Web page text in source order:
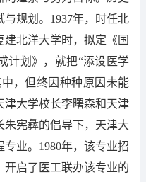
与规划。1937年，时任北
北洋大学时，拟定《国
计划》，就把“添设医学
，但终因种种原因未能
津大学校长李曙森和天津
朱宪彝的倡导下，天津大
业。1980年，该专业招
开启了医工联办该专业的